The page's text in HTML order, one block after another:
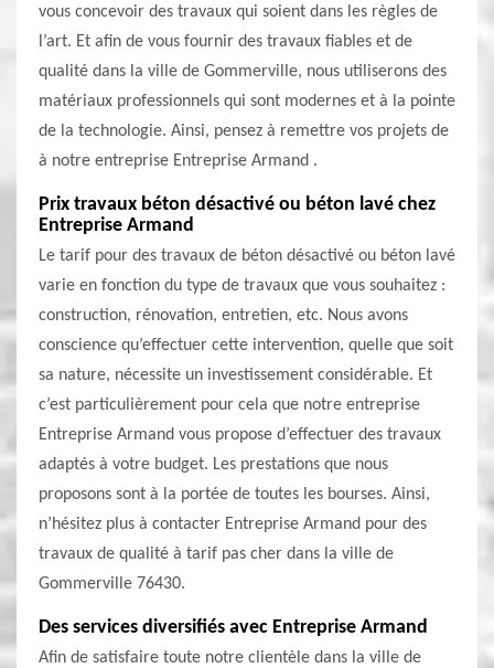
vous concevoir des travaux qui soient dans les règles de
l’art. Et afin de vous fournir des travaux fiables et de
qualité dans la ville de Gommerville, nous utiliserons des
matériaux professionnels qui sont modernes et à la pointe
de la technologie. Ainsi, pensez à remettre vos projets de
à notre entreprise Entreprise Armand .
Prix travaux béton désactivé ou béton lavé chez
Entreprise Armand
Le tarif pour des travaux de béton désactivé ou béton lavé
varie en fonction du type de travaux que vous souhaitez :
construction, rénovation, entretien, etc. Nous avons
conscience qu’effectuer cette intervention, quelle que soit
sa nature, nécessite un investissement considérable. Et
c’est particulièrement pour cela que notre entreprise
Entreprise Armand vous propose d’effectuer des travaux
adaptés à votre budget. Les prestations que nous
proposons sont à la portée de toutes les bourses. Ainsi,
n’hésitez plus à contacter Entreprise Armand pour des
travaux de qualité à tarif pas cher dans la ville de
Gommerville 76430.
Des services diversifiés avec Entreprise Armand
Afin de satisfaire toute notre clientèle dans la ville de